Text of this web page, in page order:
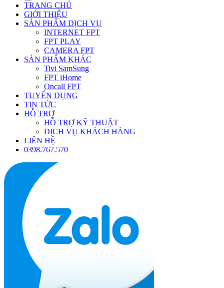
TRANG CHỦ
GIỚI THIỆU
SẢN PHẨM DỊCH VỤ
INTERNET FPT
FPT PLAY
CAMERA FPT
SẢN PHẨM KHÁC
Tivi SamSung
FPT iHome
Oncall FPT
TUYỂN DỤNG
TIN TỨC
HỖ TRỢ
HỖ TRỢ KỸ THUẬT
DỊCH VỤ KHÁCH HÀNG
LIÊN HỆ
0398.767.570